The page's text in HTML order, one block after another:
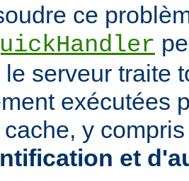
ce
serveur traite
exécutées
y
et